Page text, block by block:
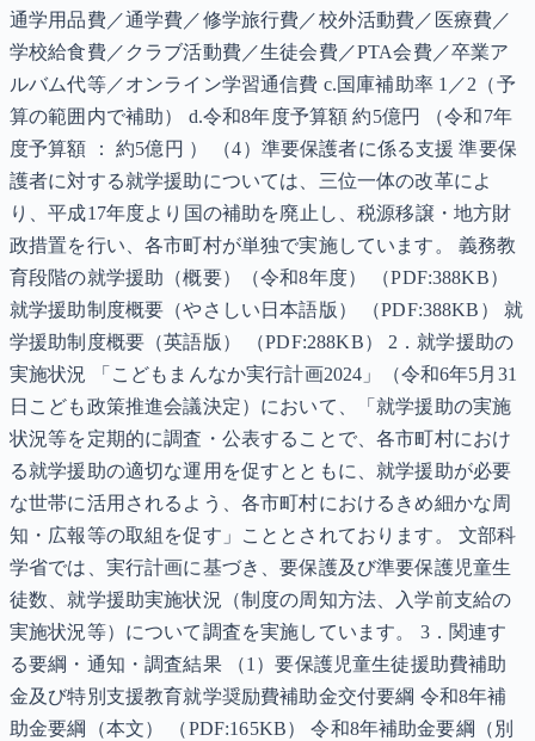
通学用品費／通学費／修学旅行費／校外活動費／医療費／
学校給食費／クラブ活動費／生徒会費／PTA会費／卒業ア
ルバム代等／オンライン学習通信費 c.国庫補助率 1／2（予
算の範囲内で補助） d.令和8年度予算額 約5億円 （令和7年
度予算額 ： 約5億円 ） （4）準要保護者に係る支援 準要保
護者に対する就学援助については、三位一体の改革によ
り、平成17年度より国の補助を廃止し、税源移譲・地方財
政措置を行い、各市町村が単独で実施しています。 義務教
育段階の就学援助（概要）（令和8年度） （PDF:388KB）
就学援助制度概要（やさしい日本語版） （PDF:388KB） 就
学援助制度概要（英語版） （PDF:288KB） 2．就学援助の
実施状況 「こどもまんなか実行計画2024」（令和6年5月31
日こども政策推進会議決定）において、「就学援助の実施
状況等を定期的に調査・公表することで、各市町村におけ
る就学援助の適切な運用を促すとともに、就学援助が必要
な世帯に活用されるよう、各市町村におけるきめ細かな周
知・広報等の取組を促す」こととされております。 文部科
学省では、実行計画に基づき、要保護及び準要保護児童生
徒数、就学援助実施状況（制度の周知方法、入学前支給の
実施状況等）について調査を実施しています。 3．関連す
る要綱・通知・調査結果 （1）要保護児童生徒援助費補助
金及び特別支援教育就学奨励費補助金交付要綱 令和8年補
助金要綱（本文） （PDF:165KB） 令和8年補助金要綱（別